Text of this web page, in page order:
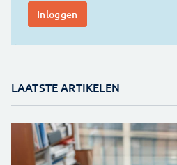
LAATSTE ARTIKELEN